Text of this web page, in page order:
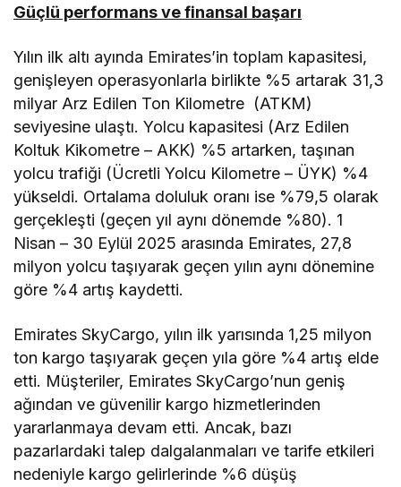
Güçlü performans ve finansal başarı
Yılın ilk altı ayında Emirates’in toplam kapasitesi,
genişleyen operasyonlarla birlikte %5 artarak 31,3
milyar Arz Edilen Ton Kilometre (ATKM)
seviyesine ulaştı. Yolcu kapasitesi (Arz Edilen
Koltuk Kikometre – AKK) %5 artarken, taşınan
yolcu trafiği (Ücretli Yolcu Kilometre – ÜYK) %4
yükseldi. Ortalama doluluk oranı ise %79,5 olarak
gerçekleşti (geçen yıl aynı dönemde %80). 1
Nisan – 30 Eylül 2025 arasında Emirates, 27,8
milyon yolcu taşıyarak geçen yılın aynı dönemine
göre %4 artış kaydetti.
Emirates SkyCargo, yılın ilk yarısında 1,25 milyon
ton kargo taşıyarak geçen yıla göre %4 artış elde
etti. Müşteriler, Emirates SkyCargo’nun geniş
ağından ve güvenilir kargo hizmetlerinden
yararlanmaya devam etti. Ancak, bazı
pazarlardaki talep dalgalanmaları ve tarife etkileri
nedeniyle kargo gelirlerinde %6 düşüş